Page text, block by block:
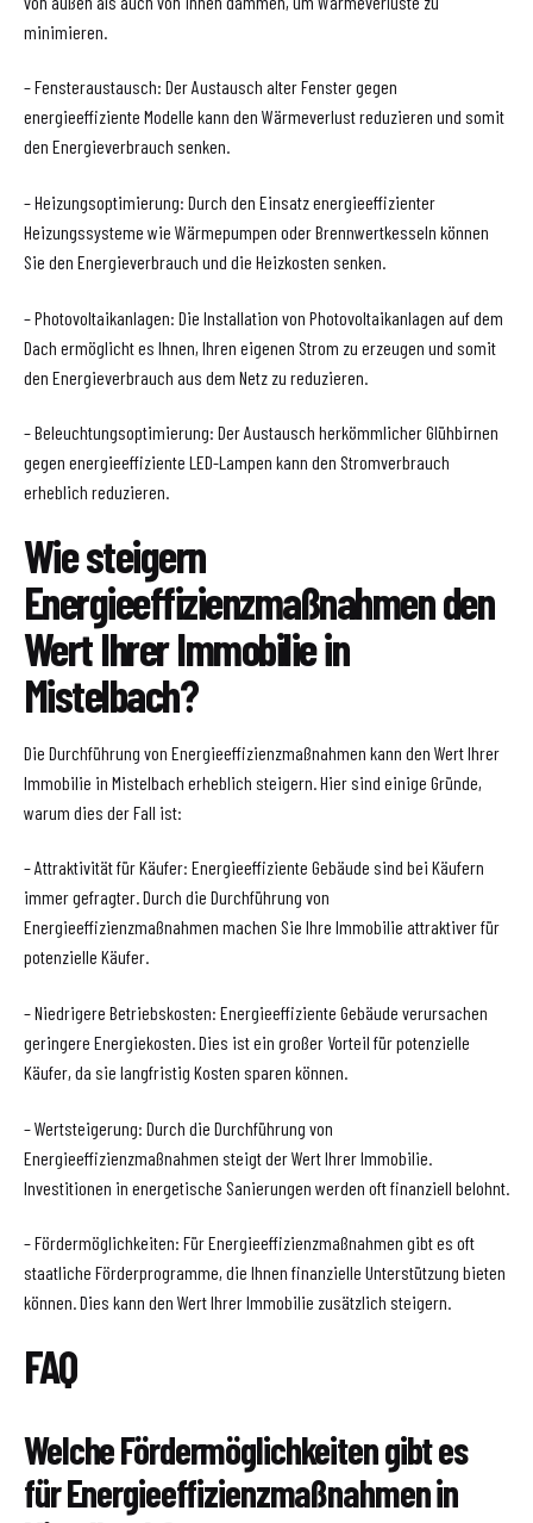
minimieren.
– Fensteraustausch: Der Austausch alter Fenster gegen
energieeffiziente Modelle kann den Wärmeverlust reduzieren und somit
den Energieverbrauch senken.
– Heizungsoptimierung: Durch den Einsatz energieeffizienter
Heizungssysteme wie Wärmepumpen oder Brennwertkesseln können
Sie den Energieverbrauch und die Heizkosten senken.
– Photovoltaikanlagen: Die Installation von Photovoltaikanlagen auf dem
Dach ermöglicht es Ihnen, Ihren eigenen Strom zu erzeugen und somit
den Energieverbrauch aus dem Netz zu reduzieren.
– Beleuchtungsoptimierung: Der Austausch herkömmlicher Glühbirnen
gegen energieeffiziente LED-Lampen kann den Stromverbrauch
erheblich reduzieren.
Wie steigern
Energieeffizienzmaßnahmen den
Wert Ihrer Immobilie in
Mistelbach?
Die Durchführung von Energieeffizienzmaßnahmen kann den Wert Ihrer
Immobilie in Mistelbach erheblich steigern. Hier sind einige Gründe,
warum dies der Fall ist:
– Attraktivität für Käufer: Energieeffiziente Gebäude sind bei Käufern
immer gefragter. Durch die Durchführung von
Energieeffizienzmaßnahmen machen Sie Ihre Immobilie attraktiver für
potenzielle Käufer.
– Niedrigere Betriebskosten: Energieeffiziente Gebäude verursachen
geringere Energiekosten. Dies ist ein großer Vorteil für potenzielle
Käufer, da sie langfristig Kosten sparen können.
– Wertsteigerung: Durch die Durchführung von
Energieeffizienzmaßnahmen steigt der Wert Ihrer Immobilie.
Investitionen in energetische Sanierungen werden oft finanziell belohnt.
– Fördermöglichkeiten: Für Energieeffizienzmaßnahmen gibt es oft
staatliche Förderprogramme, die Ihnen finanzielle Unterstützung bieten
können. Dies kann den Wert Ihrer Immobilie zusätzlich steigern.
FAQ
Welche Fördermöglichkeiten gibt es
für Energieeffizienzmaßnahmen in